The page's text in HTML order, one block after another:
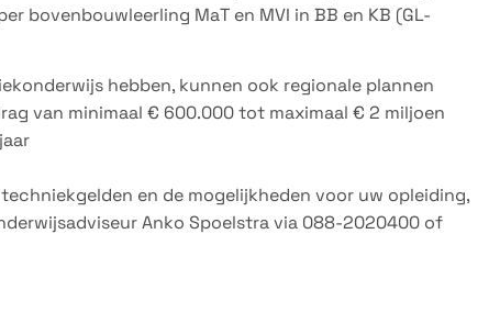
bovenbouwleerling MaT en MVI in BB en KB (GL-
hebben, kunnen ook regionale plannen
van minimaal € 600.000 tot maximaal € 2 miljoen
en de mogelijkheden voor uw opleiding,
Anko Spoelstra via 088-2020400 of